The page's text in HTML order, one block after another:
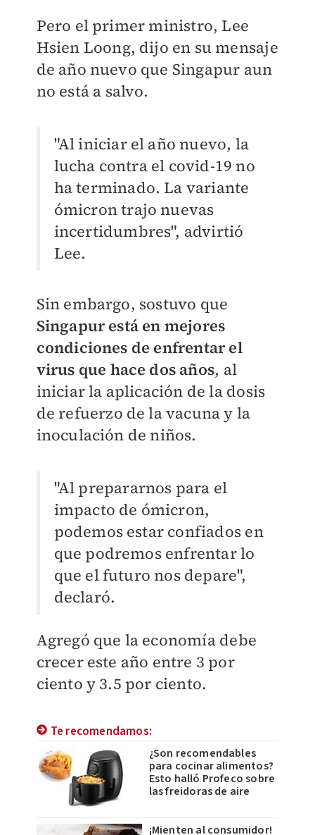
Pero el primer ministro, Lee
Hsien Loong, dijo en su mensaje
de año nuevo que Singapur aun
no está a salvo.
"Al iniciar el año nuevo, la
lucha contra el covid-19 no
ha terminado. La variante
ómicron trajo nuevas
incertidumbres", advirtió
Lee.
Sin embargo, sostuvo que
Singapur está en mejores
condiciones de enfrentar el
virus que hace dos años, al
iniciar la aplicación de la dosis
de refuerzo de la vacuna y la
inoculación de niños.
"Al prepararnos para el
impacto de ómicron,
podemos estar confiados en
que podremos enfrentar lo
que el futuro nos depare",
declaró.
Agregó que la economía debe
crecer este año entre 3 por
ciento y 3.5 por ciento.
Te recomendamos:
¿Son recomendables
para cocinar alimentos?
Esto halló Profeco sobre
las freidoras de aire
¡Mienten al consumidor!